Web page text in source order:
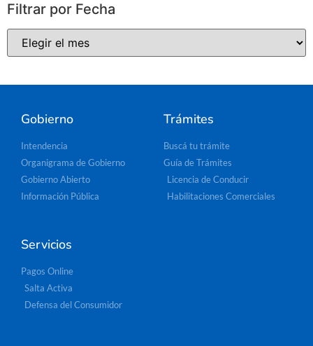
Filtrar por Fecha
Gobierno
Intendencia
Organigrama de Gobierno
Gobierno Abierto
Información Pública
Trámites
Buscá tu trámite
Guía de Trámites
Licencia de Conducir
Habilitaciones Comerciales
Servicios
Pagos Online
Salta Activa
Defensa del Consumidor